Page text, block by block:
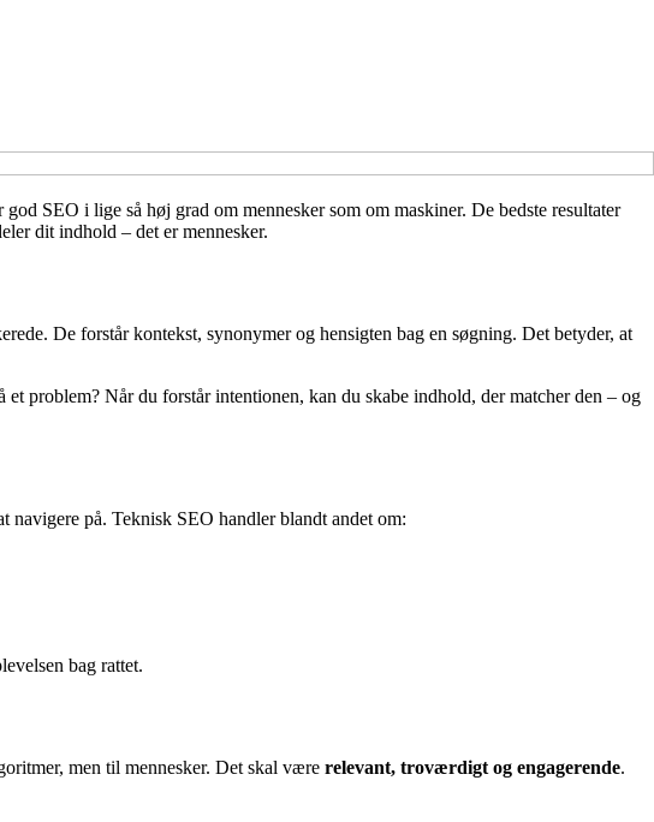
SEO i lige så høj grad om mennesker som om maskiner. De bedste resultater
dit indhold – det er mennesker.
De forstår kontekst, synonymer og hensigten bag en søgning. Det betyder, at
problem? Når du forstår intentionen, kan du skabe indhold, der matcher den – og
på. Teknisk SEO handler blandt andet om:
bag rattet.
men til mennesker. Det skal være relevant, troværdigt og engagerende.